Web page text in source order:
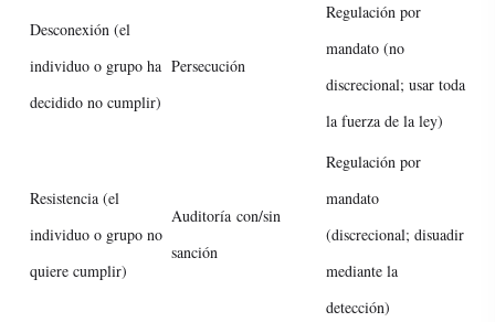
Desconexión (el
individuo o grupo ha
decidido no cumplir)
Persecución
Regulación por
mandato (no
discrecional; usar toda
la fuerza de la ley)
Resistencia (el
individuo o grupo no
quiere cumplir)
Auditoría con/sin
sanción
Regulación por
mandato
(discrecional; disuadir
mediante la
detección)